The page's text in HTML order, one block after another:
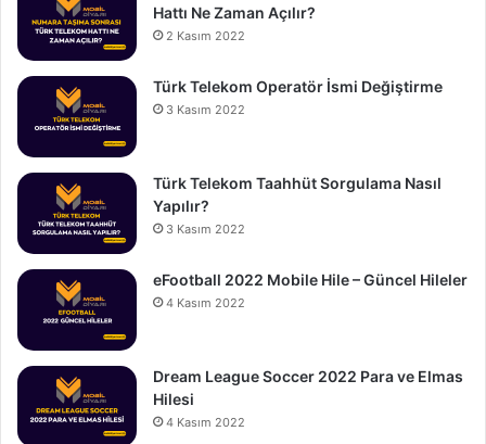
Hattı Ne Zaman Açılır?
2 Kasım 2022
Türk Telekom Operatör İsmi Değiştirme
3 Kasım 2022
Türk Telekom Taahhüt Sorgulama Nasıl
Yapılır?
3 Kasım 2022
eFootball 2022 Mobile Hile – Güncel Hileler
4 Kasım 2022
Dream League Soccer 2022 Para ve Elmas
Hilesi
4 Kasım 2022